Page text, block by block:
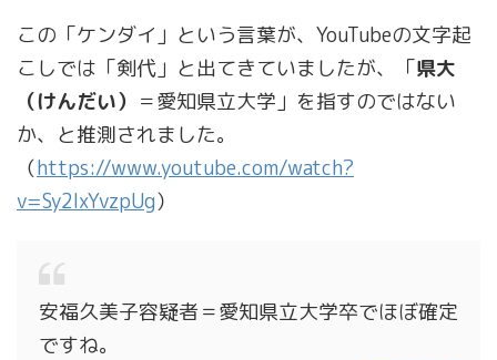
この「ケンダイ」という言葉が、YouTubeの文字起
こしでは「剣代」と出てきていましたが、「県大
（けんだい） ＝愛知県立大学」を指すのではない
か、と推測されました。
（https://www.youtube.com/watch?
v=Sy2lxYvzpUg）
安福久美子容疑者＝愛知県立大学卒でほぼ確定
ですね。